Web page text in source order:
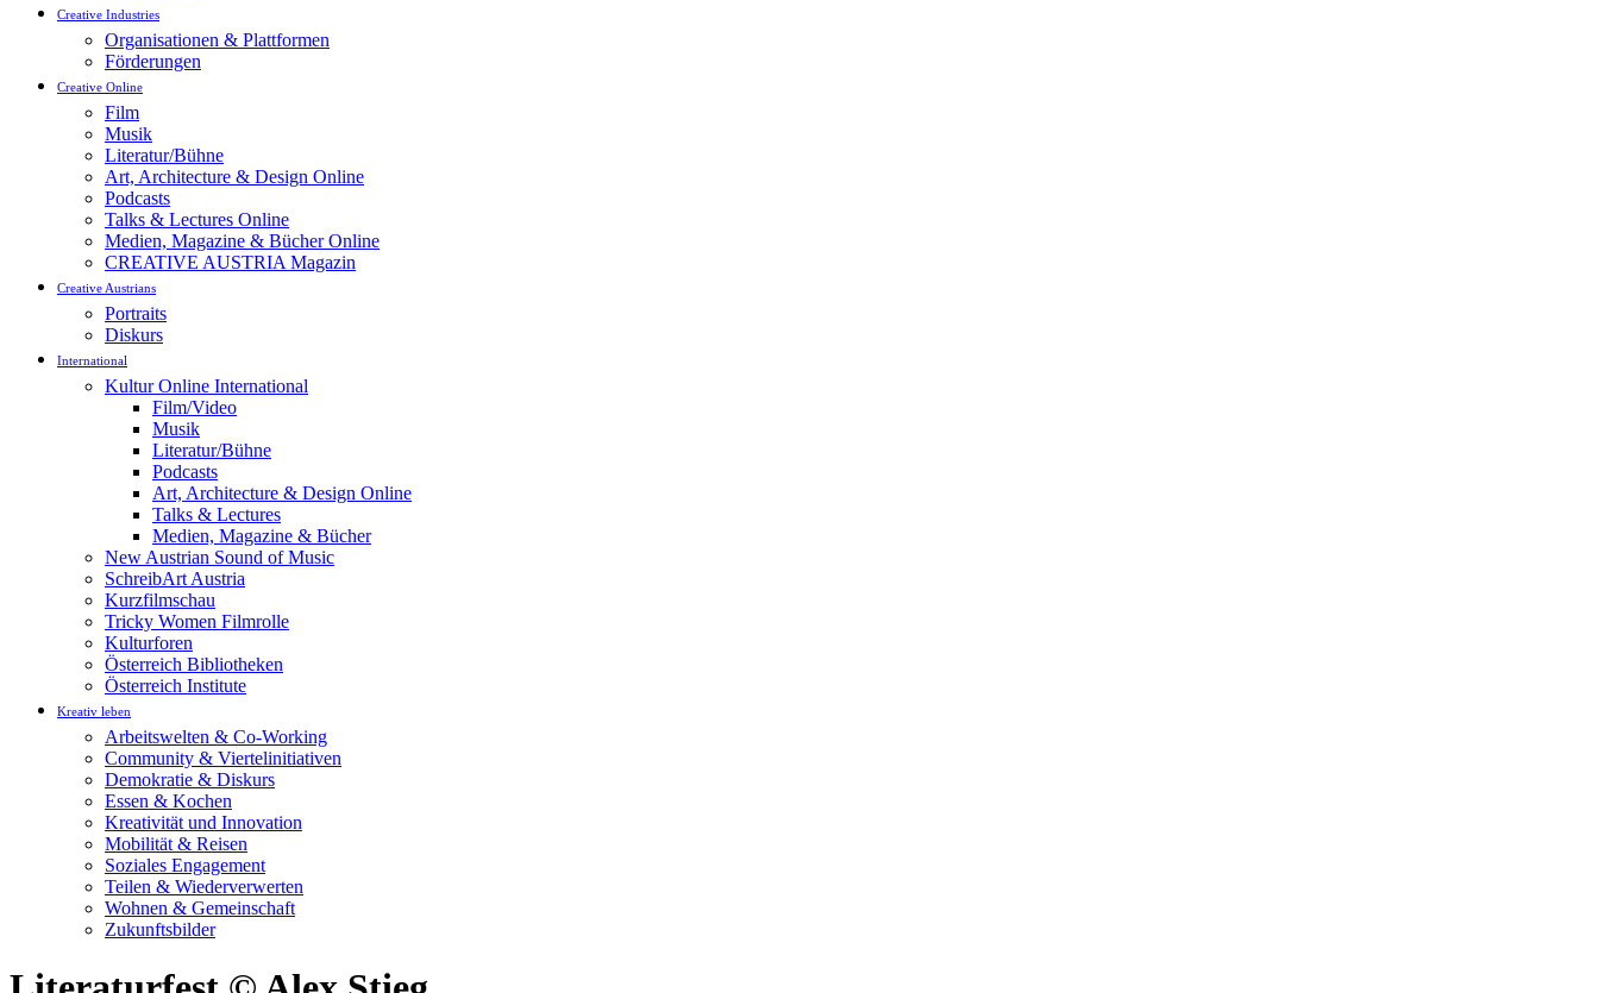
Creative Industries
Organisationen & Plattformen
Förderungen
Creative Online
Film
Musik
Literatur/Bühne
Art, Architecture & Design Online
Podcasts
Talks & Lectures Online
Medien, Magazine & Bücher Online
CREATIVE AUSTRIA Magazin
Creative Austrians
Portraits
Diskurs
International
Kultur Online International
Film/Video
Musik
Literatur/Bühne
Podcasts
Art, Architecture & Design Online
Talks & Lectures
Medien, Magazine & Bücher
New Austrian Sound of Music
SchreibArt Austria
Kurzfilmschau
Tricky Women Filmrolle
Kulturforen
Österreich Bibliotheken
Österreich Institute
Kreativ leben
Arbeitswelten & Co-Working
Community & Viertelinitiativen
Demokratie & Diskurs
Essen & Kochen
Kreativität und Innovation
Mobilität & Reisen
Soziales Engagement
Teilen & Wiederverwerten
Wohnen & Gemeinschaft
Zukunftsbilder